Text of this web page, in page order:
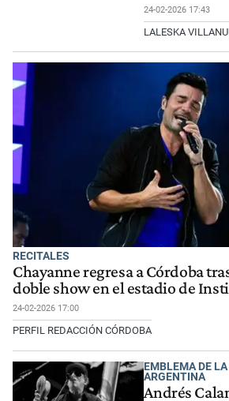
24-02-2026 17:43
LALESKA
RECITALES
Chayanne regresa a Córdoba
doble show en el estadio de
24-02-2026 17:00
PERFIL REDACCIÓN CÓRDOBA
EMBLEMA DE
ARGENTINA
Andrés